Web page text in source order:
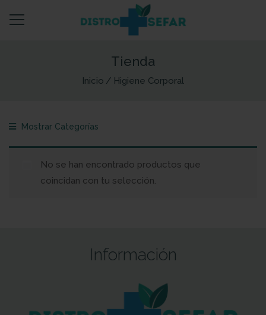
Tienda
Inicio Higiene Corporal
Mostrar Categorías
No se han encontrado productos que
coincidan con tu selección.
Información